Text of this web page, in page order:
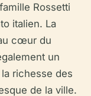
Rossetti
italien. La
cœur du
un
richesse des
de la ville.